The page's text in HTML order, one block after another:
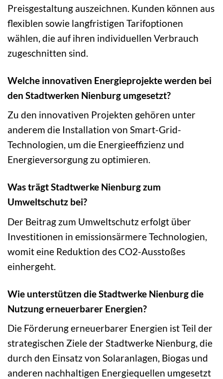
Preisgestaltung auszeichnen. Kunden können aus
flexiblen sowie langfristigen Tarifoptionen
wählen, die auf ihren individuellen Verbrauch
zugeschnitten sind.
Welche innovativen Energieprojekte werden bei
den Stadtwerken Nienburg umgesetzt?
Zu den innovativen Projekten gehören unter
anderem die Installation von Smart-Grid-
Technologien, um die Energieeffizienz und
Energieversorgung zu optimieren.
Was trägt Stadtwerke Nienburg zum
Umweltschutz bei?
Der Beitrag zum Umweltschutz erfolgt über
Investitionen in emissionsärmere Technologien,
womit eine Reduktion des CO2-Ausstoßes
einhergeht.
Wie unterstützen die Stadtwerke Nienburg die
Nutzung erneuerbarer Energien?
Die Förderung erneuerbarer Energien ist Teil der
strategischen Ziele der Stadtwerke Nienburg, die
durch den Einsatz von Solaranlagen, Biogas und
anderen nachhaltigen Energiequellen umgesetzt